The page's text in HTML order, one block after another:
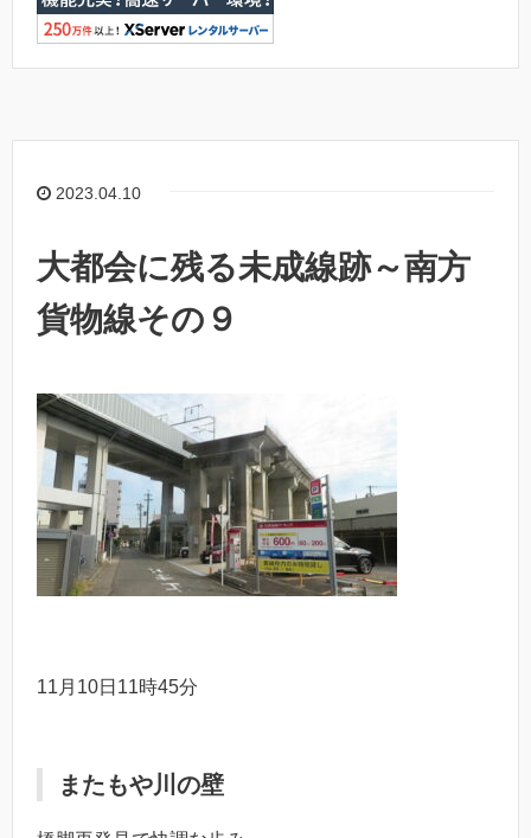
2023.04.10
大都会に残る未成線跡～南方
貨物線その９
11月10日11時45分
またもや川の壁